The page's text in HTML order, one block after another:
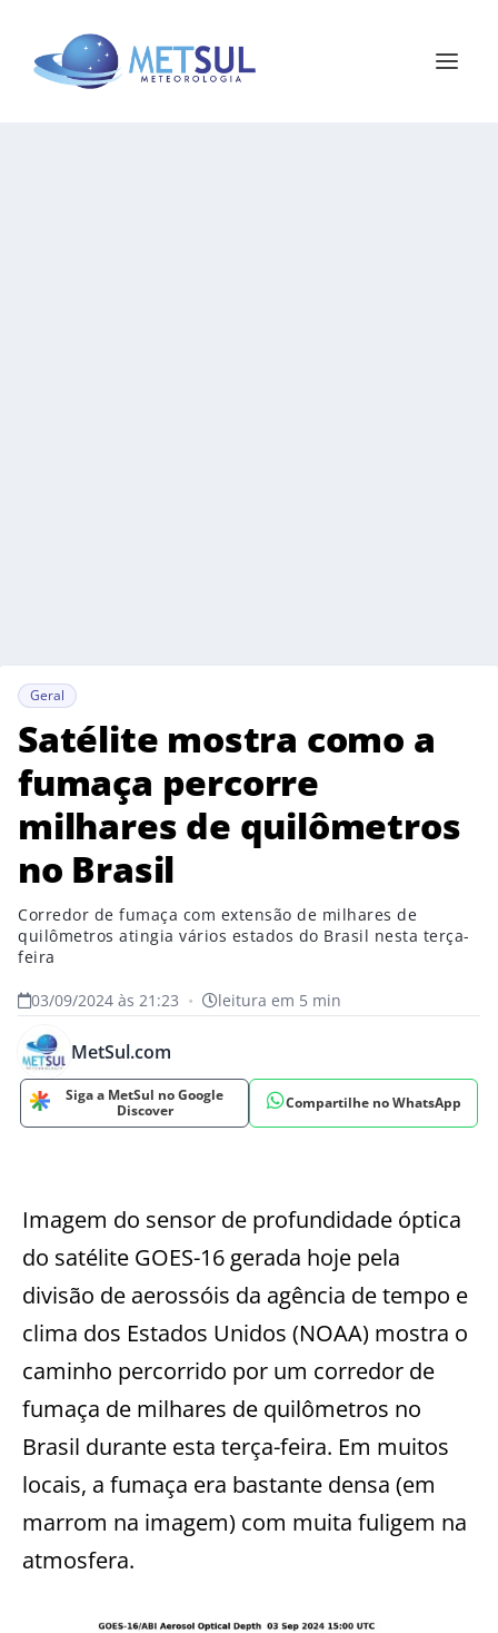
Geral
Satélite mostra como a
fumaça percorre
milhares de quilômetros
no Brasil
Corredor de fumaça com extensão de milhares de
quilômetros atingia vários estados do Brasil nesta terça-
feira
03/09/2024 às 21:23 • leitura em 5 min
MetSul.com
Siga a MetSul no Google
Discover
Compartilhe no WhatsApp
Imagem do sensor de profundidade óptica
do satélite GOES-16 gerada hoje pela
divisão de aerossóis da agência de tempo e
clima dos Estados Unidos (NOAA) mostra o
caminho percorrido por um corredor de
fumaça de milhares de quilômetros no
Brasil durante esta terça-feira. Em muitos
locais, a fumaça era bastante densa (em
marrom na imagem) com muita fuligem na
atmosfera.